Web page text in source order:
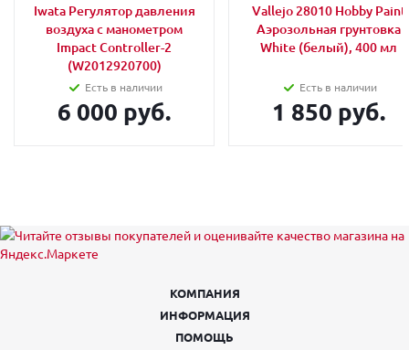
Iwata Регулятор давления
воздуха с манометром
Impact Controller-2
(W2012920700)
Есть в наличии
6 000 руб.
Vallejo 28010 Hobby Paint
Аэрозольная грунтовка
White (белый), 400 мл
Есть в наличии
1 850 руб.
КОМПАНИЯ
ИНФОРМАЦИЯ
ПОМОЩЬ